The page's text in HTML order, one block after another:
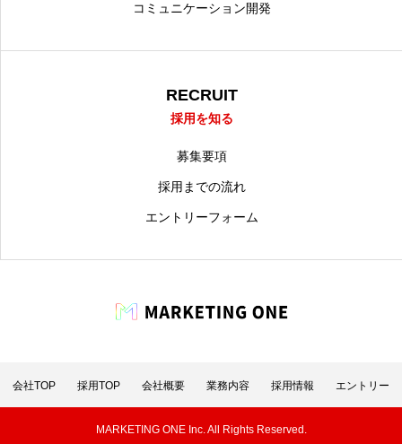
コミュニケーション開発
RECRUIT
採用を知る
募集要項
採用までの流れ
エントリーフォーム
会社TOP 採用TOP 会社概要 業務内容 採用情報 エントリー
MARKETING ONE Inc. All Rights Reserved.